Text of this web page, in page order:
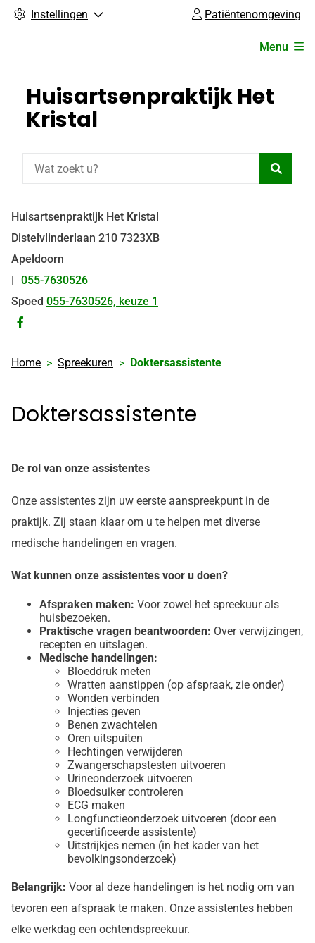
Instellingen Patiëntenomgeving
Menu
Huisartsenpraktijk Het
Kristal
Huisartsenpraktijk Het Kristal
Distelvlinderlaan 210 7323XB
Apeldoorn
Tel:
055-7630526
Spoed 055-7630526, keuze 1
facebook
Home Spreekuren Doktersassistente
Doktersassistente
De rol van onze assistentes
Onze assistentes zijn uw eerste aanspreekpunt in de
praktijk. Zij staan klaar om u te helpen met diverse
medische handelingen en vragen.
Wat kunnen onze assistentes voor u doen?
Afspraken maken: Voor zowel het spreekuur als
huisbezoeken.
Praktische vragen beantwoorden: Over verwijzingen,
recepten en uitslagen.
Medische handelingen:
Bloeddruk meten
Wratten aanstippen (op afspraak, zie onder)
Wonden verbinden
Injecties geven
Benen zwachtelen
Oren uitspuiten
Hechtingen verwijderen
Zwangerschapstesten uitvoeren
Urineonderzoek uitvoeren
Bloedsuiker controleren
ECG maken
Longfunctieonderzoek uitvoeren (door een
gecertificeerde assistente)
Uitstrijkjes nemen (in het kader van het
bevolkingsonderzoek)
Belangrijk: Voor al deze handelingen is het nodig om van
tevoren een afspraak te maken. Onze assistentes hebben
elke werkdag een ochtendspreekuur.